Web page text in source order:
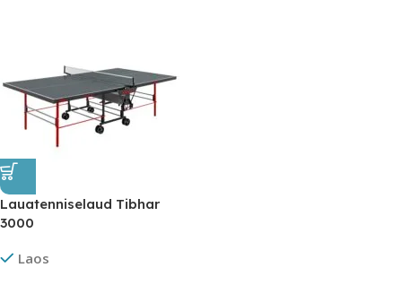
Lauatenniselaud Tibhar
3000
Laos